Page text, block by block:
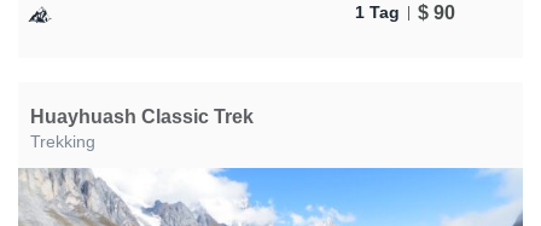
1 Tag $ 90
Huayhuash Classic Trek
Trekking